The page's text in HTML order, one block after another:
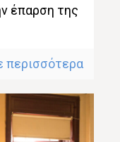
έπαρση της
περισσότερα